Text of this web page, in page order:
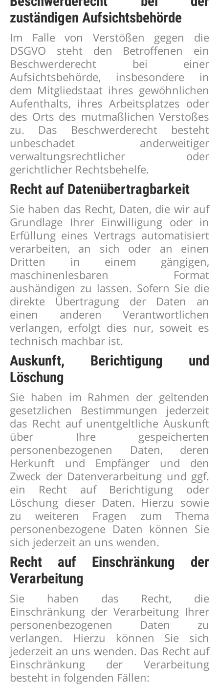
zuständigen Aufsichts­behörde
Im Falle von Verstößen gegen die
DSGVO steht den Betroffenen ein
Beschwerderecht bei einer
Aufsichtsbehörde, insbesondere in
dem Mitgliedstaat ihres gewöhnlichen
Aufenthalts, ihres Arbeitsplatzes oder
des Orts des mutmaßlichen Verstoßes
zu. Das Beschwerderecht besteht
unbeschadet anderweitiger
verwaltungsrechtlicher oder
gerichtlicher Rechtsbehelfe.
Recht auf Daten­übertrag­barkeit
Sie haben das Recht, Daten, die wir auf
Grundlage Ihrer Einwilligung oder in
Erfüllung eines Vertrags automatisiert
verarbeiten, an sich oder an einen
Dritten in einem gängigen,
maschinenlesbaren Format
aushändigen zu lassen. Sofern Sie die
direkte Übertragung der Daten an
einen anderen Verantwortlichen
verlangen, erfolgt dies nur, soweit es
technisch machbar ist.
Auskunft, Berichtigung und
Löschung
Sie haben im Rahmen der geltenden
gesetzlichen Bestimmungen jederzeit
das Recht auf unentgeltliche Auskunft
über Ihre gespeicherten
personenbezogenen Daten, deren
Herkunft und Empfänger und den
Zweck der Datenverarbeitung und ggf.
ein Recht auf Berichtigung oder
Löschung dieser Daten. Hierzu sowie
zu weiteren Fragen zum Thema
personenbezogene Daten können Sie
sich jederzeit an uns wenden.
Recht auf Einschränkung der
Verarbeitung
Sie haben das Recht, die
Einschränkung der Verarbeitung Ihrer
personenbezogenen Daten zu
verlangen. Hierzu können Sie sich
jederzeit an uns wenden. Das Recht auf
Einschränkung der Verarbeitung
besteht in folgenden Fällen: